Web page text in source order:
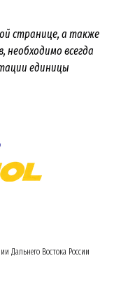
странице, а также
необходимо всегда
единицы
Дальнего Востока России